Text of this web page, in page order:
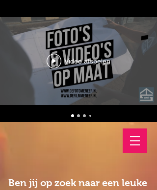
Video afspelen
Ben jij op zoek naar een leuke